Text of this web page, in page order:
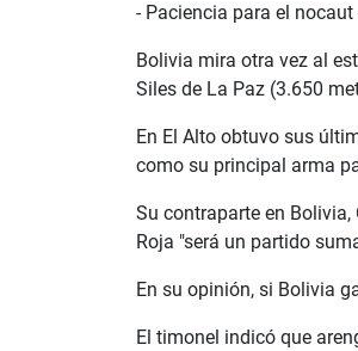
- Paciencia para el nocaut
Bolivia mira otra vez al
Siles de La Paz (3.650
En El Alto obtuvo sus
como su principal arma
Su contraparte en
Roja "será un partido
En su opinión, si Bolivia
El timonel indicó que